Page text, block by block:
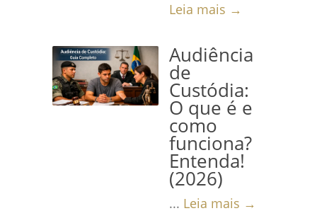
Leia mais →
Audiência
de
Custódia:
O que é e
como
funciona?
Entenda!
(2026)
... Leia mais →